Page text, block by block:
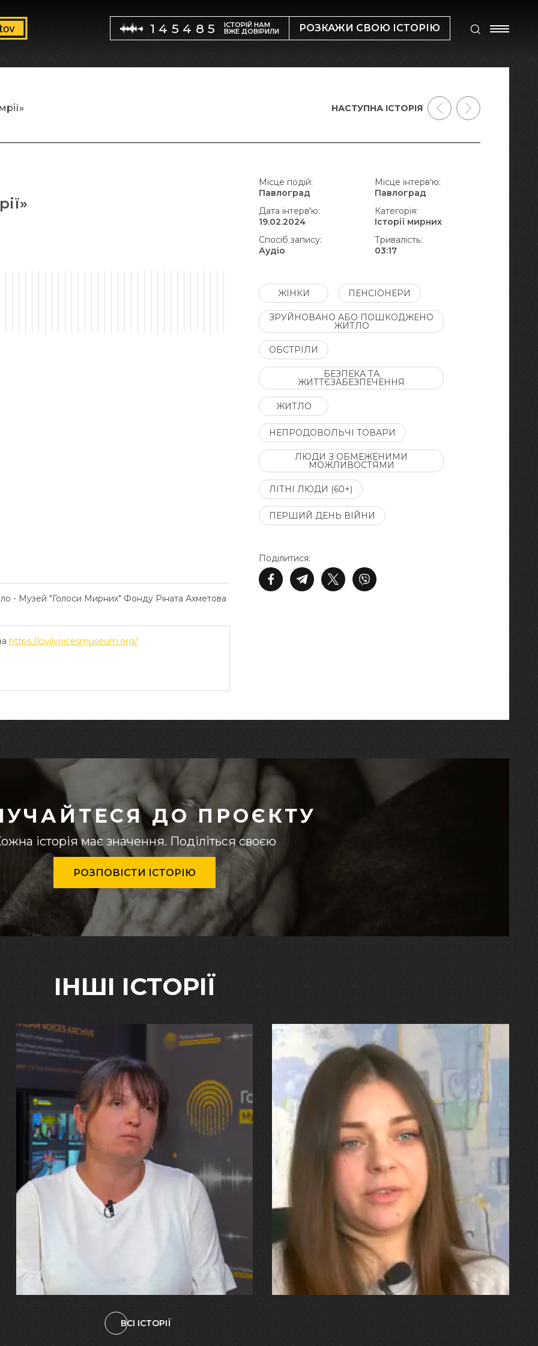
145485 ІСТОРІЙ НАМ
ВЖЕ ДОВІРИЛИ РОЗКАЖИ СВОЮ ІСТОРІЮ
- Музей "Голоси Мирних" Фонду Ріната Ахметова
https://civilvoicesmuseum.org/
Поділитися:
Місце подій:
Павлоград
Місце інтерв'ю:
Павлоград
Дата інтерв'ю:
19.02.2024
Категорія:
Історії мирних
Спосіб запису:
Аудіо
Тривалість:
03:17
ЖІНКИ ПЕНСІОНЕРИ
ЗРУЙНОВАНО АБО ПОШКОДЖЕНО
ЖИТЛО
ОБСТРІЛИ
БЕЗПЕКА ТА
ЖИТТЄЗАБЕЗПЕЧЕННЯ
ЖИТЛО
НЕПРОДОВОЛЬЧІ ТОВАРИ
ЛЮДИ З ОБМЕЖЕНИМИ
МОЖЛИВОСТЯМИ
ЛІТНІ ЛЮДИ (60+)
ПЕРШИЙ ДЕНЬ ВІЙНИ
НАСТУПНА ІСТОРІЯ
ДО ПРОЄКТУ
історія має значення. Поділіться своєю
РОЗПОВІСТИ ІСТОРІЮ
ІНШІ ІСТОРІЇ
29.07.2026
Марина, Ваїд та Аміна Харченко
"Попри всі втрати, ми не
зламалися: тепер я бачу
свого вбитого чоловіка у
наших дітях"
27.07.2026
"Я перенесла 11 операцій, та
плакала від фантомного
болю. Але маленька донька
бере за руку і змушує йти
далі"
ВСІ ІСТОРІЇ